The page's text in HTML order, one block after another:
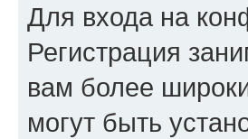
Для входа на
Регистрация
вам более
могут быть